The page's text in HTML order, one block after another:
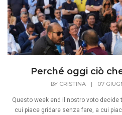
Perché oggi ciò
BY CRISTINA | 07
Questo week end il nostro voto decide
cui piace gridare senza fare, a cui